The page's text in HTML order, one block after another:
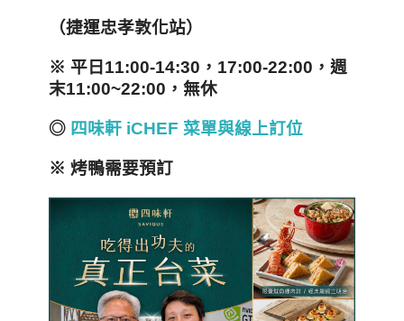
（捷運忠孝敦化站）
※ 平日11:00-14:30，17:00-22:00，週
末11:00~22:00，無休
◎ 四味軒 iCHEF 菜單與線上訂位
※ 烤鴨需要預訂